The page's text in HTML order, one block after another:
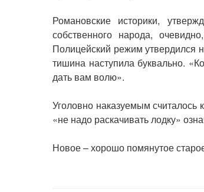
Романовские историки,
собственного народа,
Полицейский режим утвердился
тишина наступила буквально.
дать вам волю».
Уголовно наказуемым
«не надо раскачивать лодку»
Новое – хорошо помянутое